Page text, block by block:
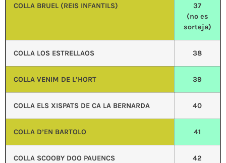
COLLA BRUEL (REIS INFANTILS)
37
(no es
sorteja)
COLLA LOS ESTRELLAOS 38
COLLA VENIM DE L’HORT 39
COLLA ELS XISPATS DE CA LA BERNARDA 40
COLLA D’EN BARTOLO 41
COLLA SCOOBY DOO PAUENCS 42